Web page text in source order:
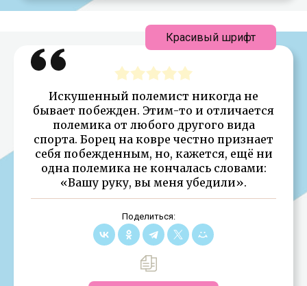
Искушенный полемист никогда не
бывает побежден. Этим-то и отличается
полемика от любого другого вида
спорта. Борец на ковре честно признает
себя побежденным, но, кажется, ещё ни
одна полемика не кончалась словами:
«Вашу руку, вы меня убедили».
Поделиться:
Красивый шрифт